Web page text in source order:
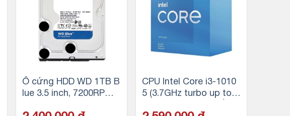
Ổ cứng HDD WD 1TB B
lue 3.5 inch, 7200RPM,
CPU Intel Core i3-1010
5 (3.7GHz turbo up to